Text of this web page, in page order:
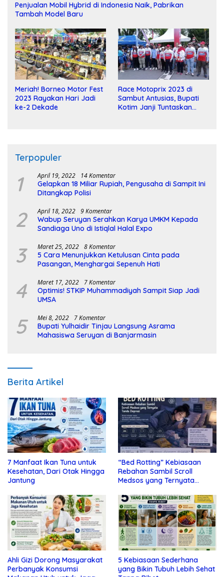
Penjualan Mobil Hybrid di Indonesia Naik, Pabrikan
Tambah Model Baru
Meriah! Borneo Motor Fest
2023 Rayakan Hari Jadi
ke-2 Dekade
Race Motoprix 2023 di
Sambut Antusias, Bupati
Kotim Janji Tuntaskan
Terpopuler
1 April 19, 2022 14 Komentar
Gelapkan 18 Miliar Rupiah, Pengusaha di Sampit Ini
Ditangkap Polisi
2 April 18, 2022 9 Komentar
Wabup Seruyan Serahkan Karya UMKM Kepada
Sandiaga Uno di Istiqlal Halal Expo
3 Maret 25, 2022 8 Komentar
5 Cara Menunjukkan Ketulusan Cinta pada
Pasangan, Menghargai Sepenuh Hati
4 Maret 17, 2022 7 Komentar
Optimis! STKIP Muhammadiyah Sampit Siap Jadi
UMSA
5 Mei 8, 2022 7 Komentar
Bupati Yulhaidir Tinjau Langsung Asrama
Mahasiswa Seruyan di Banjarmasin
Berita Artikel
7 Manfaat Ikan Tuna untuk
Kesehatan, Dari Otak Hingga
Jantung
“Bed Rotting” Kebiasaan
Rebahan Sambil Scroll
Medsos yang Ternyata
Ahli Gizi Dorong Masyarakat
Perbanyak Konsumsi
5 Kebiasaan Sederhana
yang Bikin Tubuh Lebih Sehat